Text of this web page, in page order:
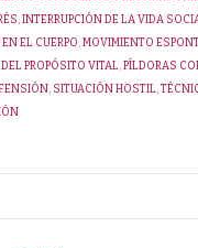
,INTERRUPCIÓN DE LA VIDA
EL CUERPO,MOVIMIENTO
PROPÓSITO VITAL,PÍLDORAS
, SITUACIÓN HOSTIL,